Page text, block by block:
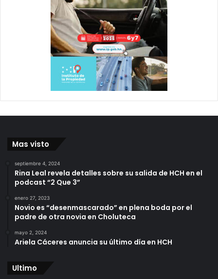
Mas visto
septiembre 4, 2024
Rina Leal revela detalles sobre su salida de HCH en el
podcast “2 Que 3”
enero 27, 2023
Novio es “desenmascarado” en plena boda por el
padre de otra novia en Choluteca
mayo 2, 2024
Ariela Cáceres anuncia su último día en HCH
Ultimo